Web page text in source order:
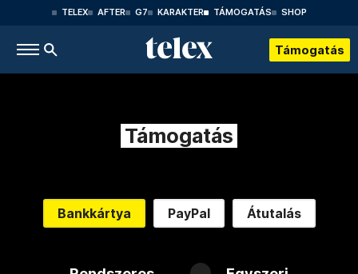
TELEX AFTER G7 KARAKTER TÁMOGATÁS SHOP
Támogatás
Támogatás
Bankkártya PayPal Átutalás